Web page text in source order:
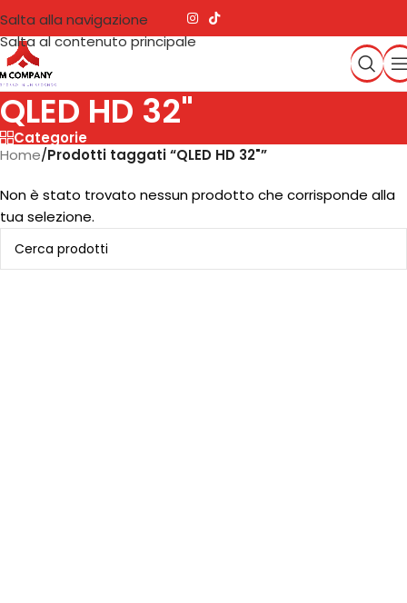
Salta alla navigazione
Salta al contenuto principale
QLED HD 32"
Categorie
Home/Prodotti taggati “QLED HD 32"”
Non è stato trovato nessun prodotto che corrisponde alla
tua selezione.